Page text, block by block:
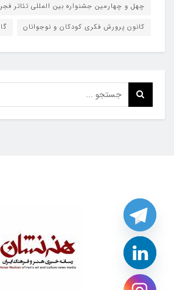
چهل و چهارمین جشنواره بین المللی تئاتر فجر
کانون پرورش فکری کودکان و نوجوانان